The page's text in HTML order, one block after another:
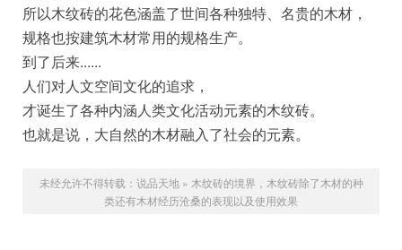
所以木纹砖的花色涵盖了世间各种独特、名贵的木材，
规格也按建筑木材常用的规格生产。
到了后来......
人们对人文空间文化的追求，
才诞生了各种内涵人类文化活动元素的木纹砖。
也就是说，大自然的木材融入了社会的元素。
未经允许不得转载： 说品天地» 木纹砖的境界，木纹砖除了木材的种
类还有木材经历沧桑的表现以及使用效果